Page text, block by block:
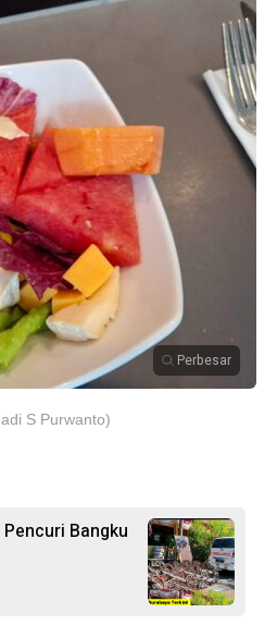
Perbesar
S Purwanto)
Bangku